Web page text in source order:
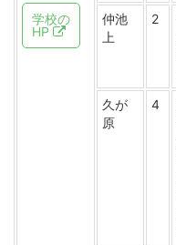
学校の
HP
仲池
上
2
久が
原
4